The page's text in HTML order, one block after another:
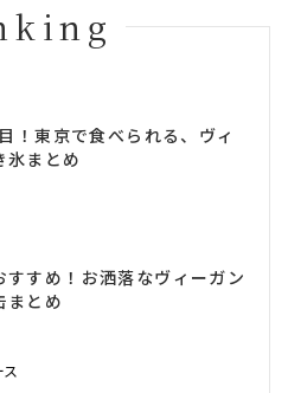
！東京で食べられる、ヴィ
氷まとめ
すすめ！お洒落なヴィーガン
まとめ